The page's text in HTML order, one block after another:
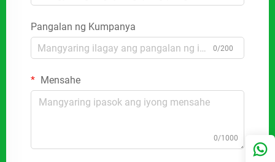
Pangalan ng Kumpanya
0/200
Mensahe
0/1000